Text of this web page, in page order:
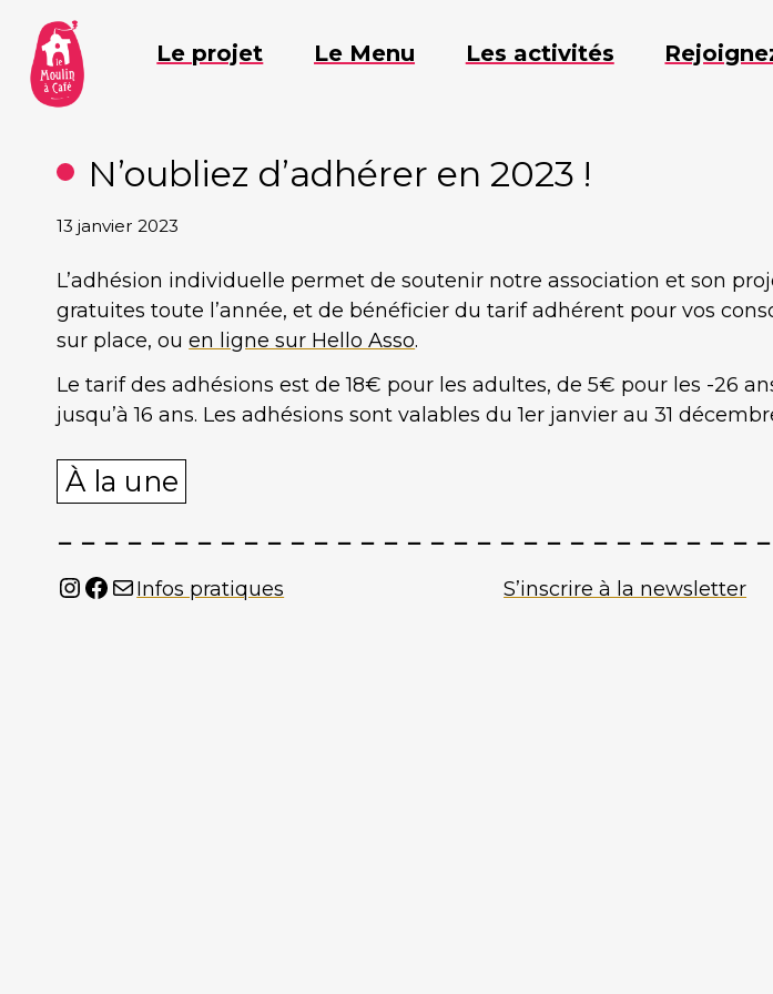
contenu
Le projet Le Menu Les activités
N’oubliez d’adhérer en 2023 !
13 janvier 2023
L’adhésion individuelle permet de soutenir notre association et son
gratuites toute l’année, et de bénéficier du tarif adhérent pour vos
sur place, ouen ligne sur Hello Asso.
Le tarif des adhésions est de 18€ pour les adultes, de 5€ pour les -26
jusqu’à 16 ans. Les adhésions sont valables du 1er janvier au 31
Catégories
À la une
Instagram
Facebook
MailInfos pratiques S’inscrire à la newsletter